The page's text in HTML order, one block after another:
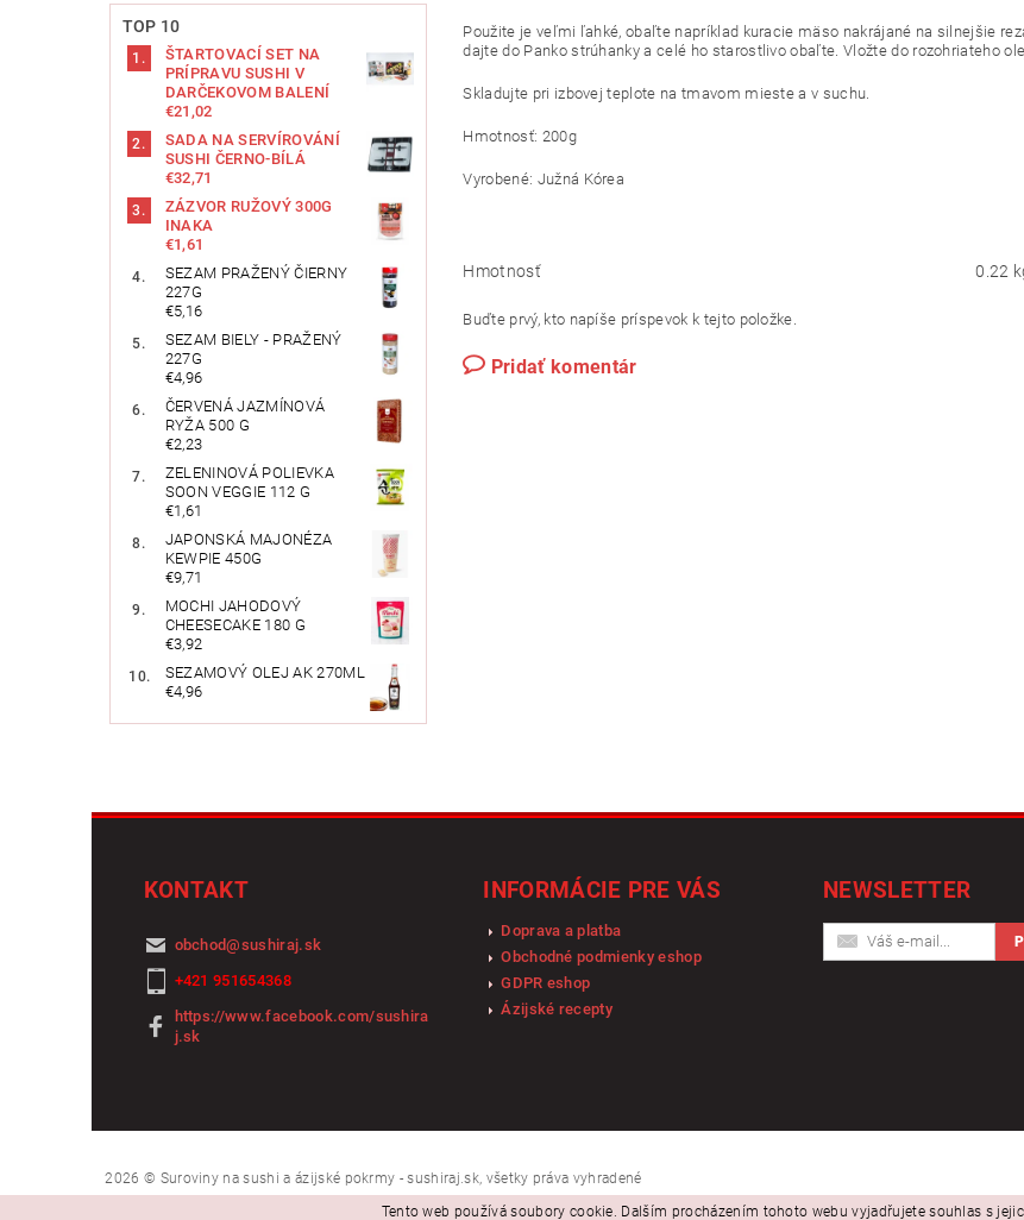
TOP 10
ŠTARTOVACÍ SET NA
PRÍPRAVU SUSHI V
DARČEKOVOM BALENÍ
€21,02
SADA NA SERVÍROVÁNÍ
SUSHI ČERNO-BÍLÁ
€32,71
ZÁZVOR RUŽOVÝ 300G
INAKA
€1,61
SEZAM PRAŽENÝ ČIERNY
227G
€5,16
SEZAM BIELY - PRAŽENÝ
227G
€4,96
ČERVENÁ JAZMÍNOVÁ
RYŽA 500 G
€2,23
ZELENINOVÁ POLIEVKA
SOON VEGGIE 112 G
€1,61
JAPONSKÁ MAJONÉZA
KEWPIE 450G
€9,71
MOCHI JAHODOVÝ
CHEESECAKE 180 G
€3,92
SEZAMOVÝ OLEJ AK 270ML
€4,96
Použite je veľmi ľahké, obaľte napríklad kuracie mäso nakrájané na silnejšie
dajte do Panko strúhanky a celé ho starostlivo obaľte. Vložte do rozohriateho
Skladujte pri izbovej teplote na tmavom mieste a v suchu.
Hmotnosť: 200g
Vyrobené: Južná Kórea
Hmotnosť 0.22
Buďte prvý, kto napíše príspevok k tejto položke.
Pridať komentár
KONTAKT
obchod@sushiraj.sk
+421 951654368
https://www.facebook.com/sushira
j.sk
INFORMÁCIE PRE VÁS
Doprava a platba
Obchodné podmienky eshop
GDPR eshop
Ázijské recepty
NEWSLETTER
2026 © Suroviny na sushi a ázijské pokrmy - sushiraj.sk, všetky práva vyhradené
Tento web používá soubory cookie. Dalším procházením tohoto webu vyjadřujete souhlas s